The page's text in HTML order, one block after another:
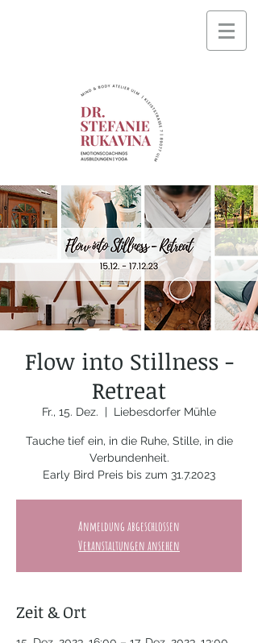
Flow into Stillness -
Retreat
Fr., 15. Dez.
  |
Liebesdorfer Mühle
Tauche tief ein, in die Ruhe, Stille, in die
Verbundenheit.
Early Bird Preis bis zum 31.7.2023
Anmeldung abgeschlossen
Veranstaltungen ansehen
Zeit & Ort